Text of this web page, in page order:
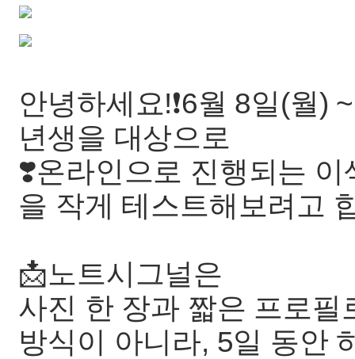
안녕하세요!❗️6월 8일(월)
년생을 대상으로
❣️온라인으로 진행되는
을 작게 테스트해보려고
📩노트시그널은
사진 한 장과 짧은 프로
방식이 아니라, 5일 동안